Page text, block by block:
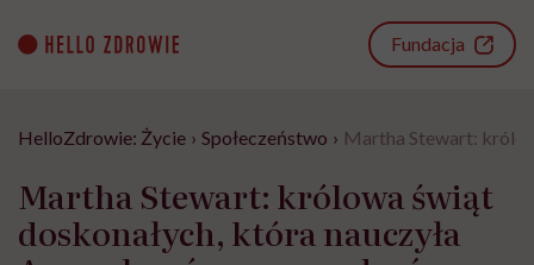
content
Fundacja
HelloZdrowie: Życie › Społeczeństwo › Martha Stewart:
Martha Stewart: królowa świąt
doskonałych, która nauczyła